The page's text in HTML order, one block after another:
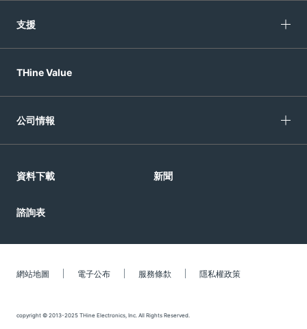
支援
THine Value
公司情報
資料下載 新聞
諮詢表
網站地圖 電子公布 服務條歀 隱私權政策
copyright © 2013-2025 THine Electronics, Inc. All Rights Reserved.